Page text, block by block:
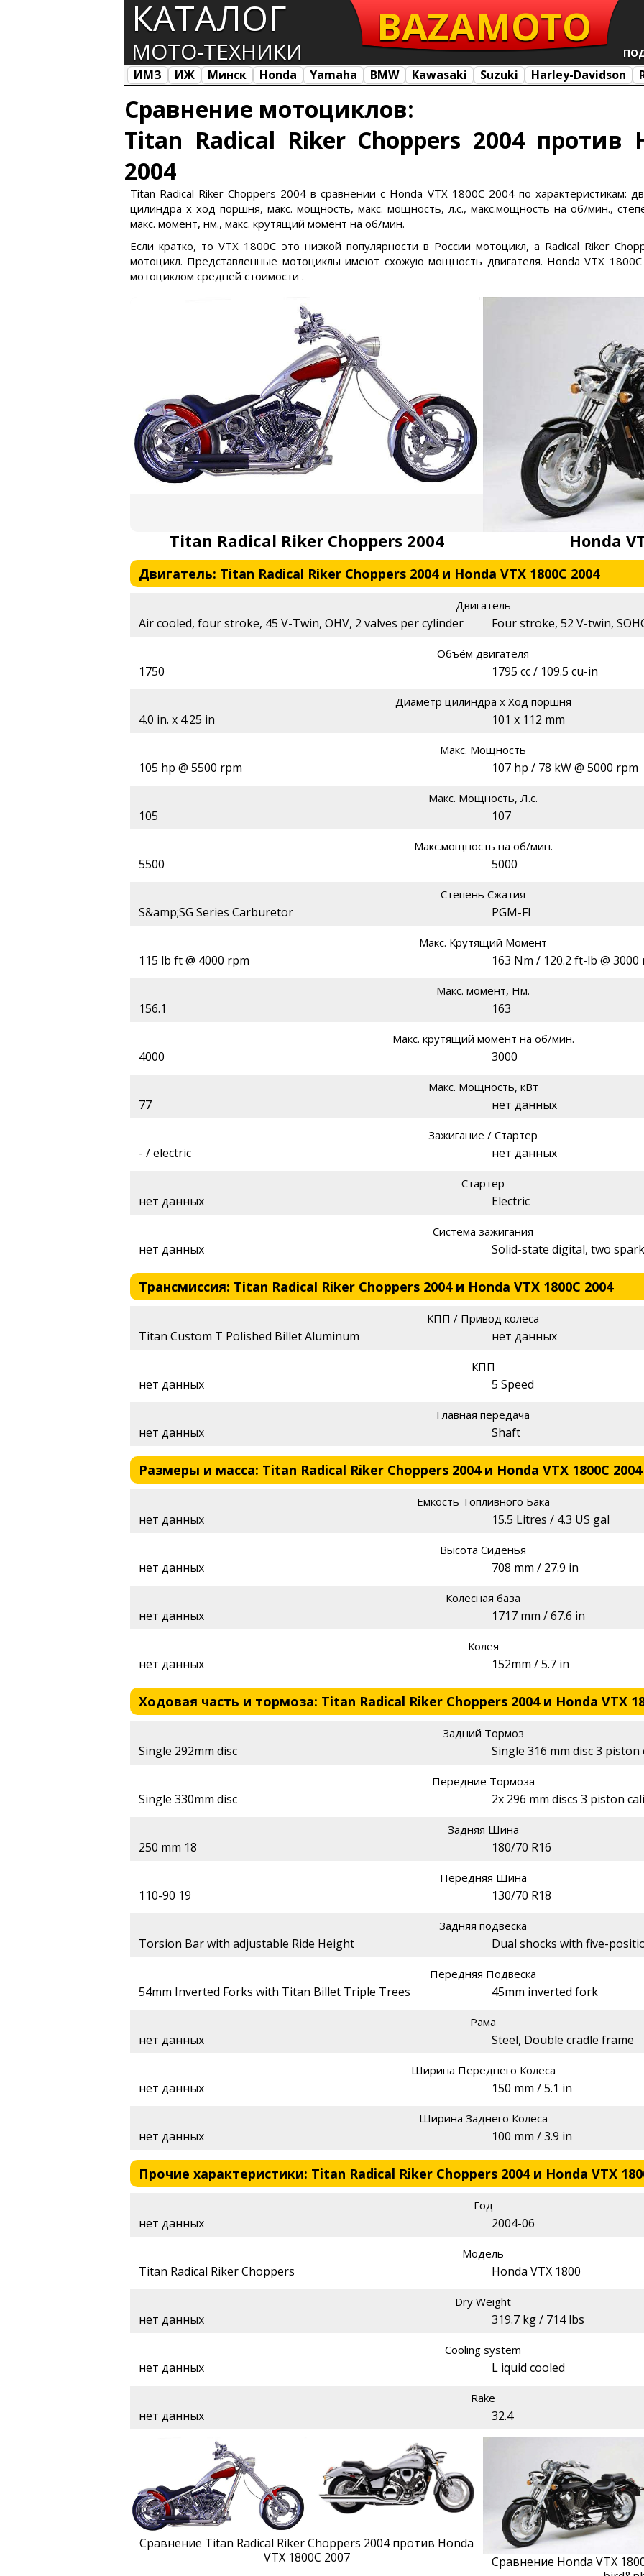
КАТАЛОГ
МОТО-ТЕХНИКИ
BAZAMOTO
ИМЗ ИЖ Минск Honda Yamaha BMW Kawasaki Suzuki Harley-Davidson
Сравнение мотоциклов:
Titan Radical Riker Choppers 2004 против
2004
Titan Radical Riker Choppers 2004 в сравнении с Honda VTX 1800C 2004 по характеристикам:
цилиндра х ход поршня, макс. мощность, макс. мощность, л.с., макс.мощность на об/мин.,
макс. момент, нм., макс. крутящий момент на об/мин.
Если кратко, то VTX 1800C это низкой популярности в России мотоцикл, а Radical Riker
мотоцикл. Представленные мотоциклы имеют схожую мощность двигателя. Honda VTX 1800C
мотоциклом средней стоимости .
Titan Radical Riker Choppers 2004 Honda
Двигатель: Titan Radical Riker Choppers 2004 и Honda VTX 1800C 2004
Двигатель
Air cooled, four stroke, 45 V-Twin, OHV, 2 valves per cylinder Four stroke, 52 V-twin,
Объём двигателя
1750 1795 cc / 109.5 cu-in
Диаметр цилиндра х Ход поршня
4.0 in. x 4.25 in 101 x 112 mm
Макс. Мощность
105 hp @ 5500 rpm 107 hp / 78 kW @ 5000 rpm
Макс. Мощность, Л.с.
105 107
Макс.мощность на об/мин.
5500 5000
Степень Сжатия
S&amp;SG Series Carburetor PGM-FI
Макс. Крутящий Момент
115 lb ft @ 4000 rpm 163 Nm / 120.2 ft-lb @ 3000
Макс. момент, Нм.
156.1 163
Макс. крутящий момент на об/мин.
4000 3000
Макс. Мощность, кВт
77 нет данных
Зажигание / Стартер
- / electric нет данных
Стартер
нет данных Electric
Система зажигания
нет данных Solid-state digital, two
Трансмиссия: Titan Radical Riker Choppers 2004 и Honda VTX 1800C 2004
КПП / Привод колеса
Titan Custom T Polished Billet Aluminum нет данных
КПП
нет данных 5 Speed
Главная передача
нет данных Shaft
Размеры и масса: Titan Radical Riker Choppers 2004 и Honda VTX 1800C 2004
Емкость Топливного Бака
нет данных 15.5 Litres / 4.3 US gal
Высота Сиденья
нет данных 708 mm / 27.9 in
Колесная база
нет данных 1717 mm / 67.6 in
Колея
нет данных 152mm / 5.7 in
Ходовая часть и тормоза: Titan Radical Riker Choppers 2004 и Honda VTX
Задний Тормоз
Single 292mm disc Single 316 mm disc 3 piston
Передние Тормоза
Single 330mm disc 2x 296 mm discs 3 piston
Задняя Шина
250 mm 18 180/70 R16
Передняя Шина
110-90 19 130/70 R18
Задняя подвеска
Torsion Bar with adjustable Ride Height Dual shocks with five-
Передняя Подвеска
54mm Inverted Forks with Titan Billet Triple Trees 45mm inverted fork
Рама
нет данных Steel, Double cradle frame
Ширина Переднего Колеса
нет данных 150 mm / 5.1 in
Ширина Заднего Колеса
нет данных 100 mm / 3.9 in
Прочие характеристики: Titan Radical Riker Choppers 2004 и Honda VTX
Год
нет данных 2004-06
Модель
Titan Radical Riker Choppers Honda VTX 1800
Dry Weight
нет данных 319.7 kg / 714 lbs
Cooling system
нет данных L iquid cooled
Rake
нет данных 32.4
Сравнение Titan Radical Riker Choppers 2004 против Honda
VTX 1800C 2007
Сравнение Honda VTX